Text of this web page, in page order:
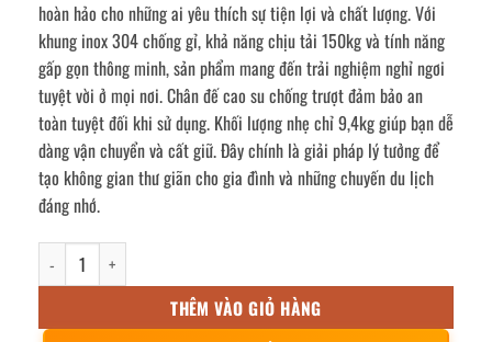
hoàn hảo cho những ai yêu thích sự tiện lợi và chất lượng. Với
khung inox 304 chống gỉ, khả năng chịu tải 150kg và tính năng
gấp gọn thông minh, sản phẩm mang đến trải nghiệm nghỉ ngơi
tuyệt vời ở mọi nơi. Chân đế cao su chống trượt đảm bảo an
toàn tuyệt đối khi sử dụng. Khối lượng nhẹ chỉ 9,4kg giúp bạn dễ
dàng vận chuyển và cất giữ. Đây chính là giải pháp lý tưởng để
tạo không gian thư giãn cho gia đình và những chuyến du lịch
đáng nhớ.
võng xếp inox 250X98X85cm số lượng
THÊM VÀO GIỎ HÀNG